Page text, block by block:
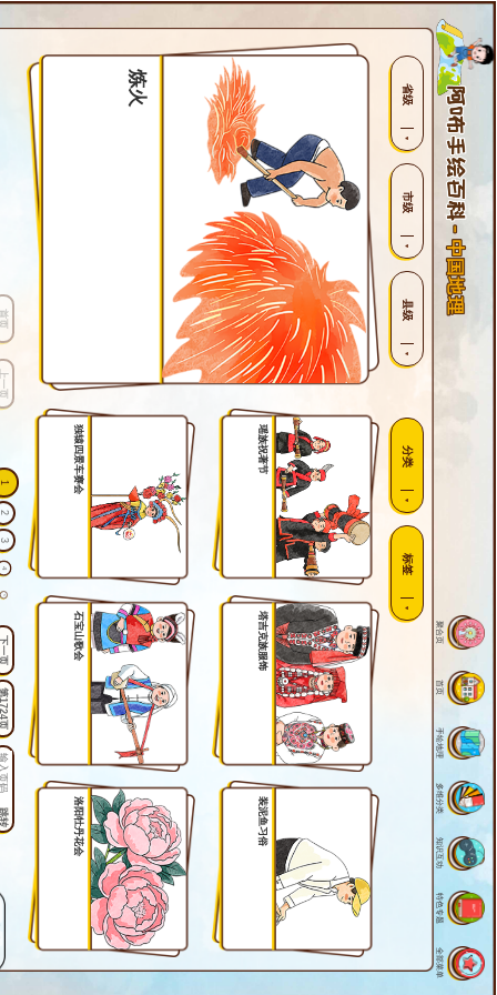
聚合页
首页
手绘地理
多维分类
知识互动
特色专题
全部菜单
省级
市级
县级
分类
标签
1
2
3
4
11
12
16
炼火
瑶族祝著节
塔吉克族服饰
装泥鱼习俗
独辕四景车赛会
石宝山歌会
洛阳牡丹花会
页
页
页
页
转